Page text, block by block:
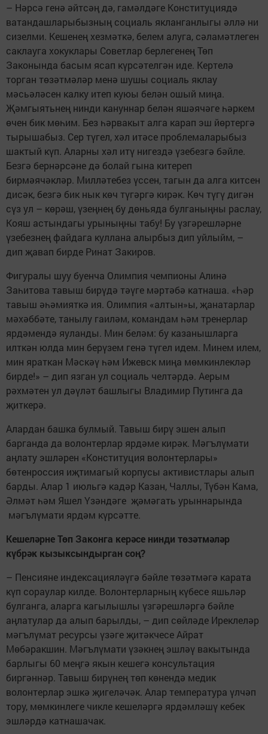
– Нәрсә генә әйтсәң дә, гамәлдәге Конституциядә
ватандашларыбызның социаль якланганлыгы әллә ни
сизелми. Кешенең хезмәткә, белем алуга, сәламәтлеген
саклауга хокуклары Советлар берлегенең Төп
Законында басым ясап күрсәтелгән иде. Кертелә
торган төзәтмәләр менә шушы социаль яклау
мәсьәләсен калку итеп куюы белән ошый миңа.
Җәмгыятьнең нинди кануннар белән яшәячәге һәркем
өчен бик мөһим. Без һәрвакыт алга карап эш йөртергә
тырышабыз. Сер түгел, хәл итәсе проблемаларыбыз
шактый күп. Аларны хәл итү нигездә үзебезгә бәйле.
Безгә бернәрсәне дә болай гына китереп
бирмәячәкләр. Милләтебез үссен, тагын да алга китсен
дисәк, безгә бик нык көч түгәргә кирәк. Көч түгү дигән
сүз ул – көрәш, үзеңнең бу дөньяда булганыңны раслау,
Кояш астындагы урыныңны табу! Бу үзгәрешләрне
үзебезнең файдага куллана алырбыз дип уйлыйм, –
дип җавап бирде Ринат Закиров.
Фигуралы шуу буенча Олимпия чемпионы Алинә
Заһитова тавыш бирүдә тәүге мәртәбә катнаша. «Һәр
тавыш әһәмияткә ия. Олимпия «алтын»ы, җанатарлар
мәхәббәте, танылу гаиләм, командам һәм тренерлар
ярдәмендә яуланды. Мин беләм: бу казанышларга
илткән юлда мин берүзем генә түгел идем. Минем илем,
мин яраткан Мәскәү һәм Ижевск миңа мөмкинлекләр
бирде!» – дип язган ул социаль челтәрдә. Аерым
рәхмәтен ул дәүләт башлыгы Владимир Путинга да
җиткерә.
Алардан башка булмый. Тавыш бирү эшен алып
барганда да волонтерлар ярдәме кирәк. Мәгълүмати
аңлату эшләрен «Конституция волонтерлары»
бөтенроссия иҗтимагый корпусы активистлары алып
барды. Алар 1 июльгә кадәр Казан, Чаллы, Түбән Кама,
Әлмәт һәм Яшел Үзәндәге җәмәгать урыннарында
мәгълүмати ярдәм күрсәтте.
Кешеләрне Төп Законга керәсе нинди төзәтмәләр
күбрәк кызыксындырган соң?
– Пенсияне индексацияләүгә бәйле төзәтмәгә карата
күп сораулар килде. Волонтерларның күбесе яшьләр
булганга, аларга кагылышлы үзгәрешләргә бәйле
аңлатулар да алып барылды, – дип сөйләде Иреклеләр
мәгълүмат ресурсы үзәге җитәкчесе Айрат
Мөбәракшин. Мәгълүмати үзәкнең эшләү вакытында
барлыгы 60 меңгә якын кешегә консультация
биргәннәр. Тавыш бирүнең төп көнендә медик
волонтерлар эшкә җигеләчәк. Алар температура үлчәп
тору, мөмкинлеге чикле кешеләргә ярдәмләшү кебек
эшләрдә катнашачак.